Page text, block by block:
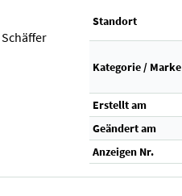
Standort
Kategorie / Marke
Erstellt am
Geändert am
Anzeigen Nr.